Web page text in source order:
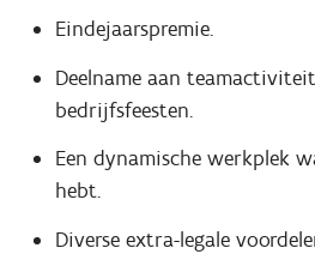
Eindejaarspremie.
Deelname aan
bedrijfsfeesten.
Een dynamische werkplek
hebt.
Diverse extra-legale